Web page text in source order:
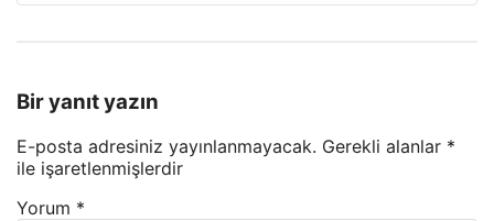
Bir yanıt yazın
E-posta adresiniz yayınlanmayacak. Gerekli alanlar *
ile işaretlenmişlerdir
Yorum *